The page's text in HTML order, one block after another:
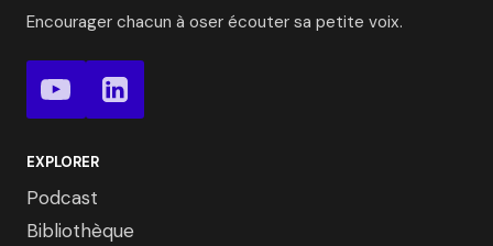
Encourager chacun à oser écouter sa petite voix.
EXPLORER
Podcast
Bibliothèque